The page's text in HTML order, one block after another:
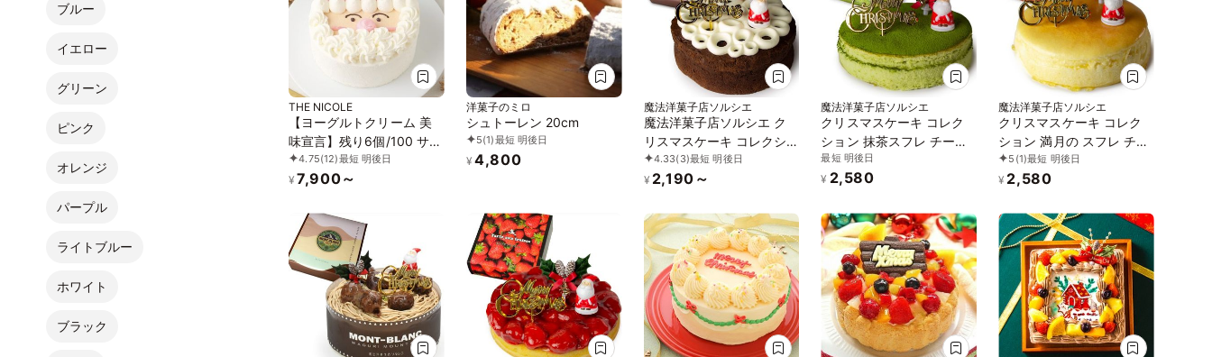
ブルー
イエロー
グリーン
ピンク
オレンジ
パープル
ライトブルー
ホワイト
ブラック
THE NICOLE
【ヨーグルトクリーム 美
味宣言】残り6個/100 サン
タさんと一緒に 4号 12cm
4.75(12)最短 明後日
¥ 7,900～
洋菓子のミロ
シュトーレン 20cm
5(1)最短 明後日
¥ 4,800
魔法洋菓子店ソルシエ
魔法洋菓子店ソルシエ ク
リスマスケーキ コレクシ
ョン 2024 ガトーショコ
ラ・クラシック 5号 直径
4.33(3)最短 明後日
¥ 2,190～
魔法洋菓子店ソルシエ
クリスマスケーキ コレク
ション 抹茶スフレ チーズ
ケーキ 5号 直径14.5cm 4
人～6人分 約350g
最短 明後日
¥ 2,580
魔法洋菓子店ソルシエ
クリスマスケーキ コレク
ション 満月の スフレ チー
ズケーキ 5号 直径14.5cm
4人～6人分 約350g
5 (1)最短 明後日
¥ 2,580